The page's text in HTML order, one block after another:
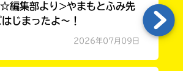
編集部より>やまもとふみ先
じまったよ～！
2026年07月09日
ー
の